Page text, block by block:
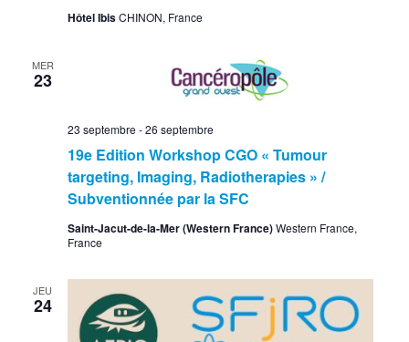
Hôtel IbisCHINON, France
MER
23
19e Edition Workshop CGO « Tumour
targeting, Imaging, Radiotherapies » /
Subventionnée par la SFC
23 septembre -26 septembre
Saint-Jacut-de-la-Mer (Western France)Western France,
France
JEU
24